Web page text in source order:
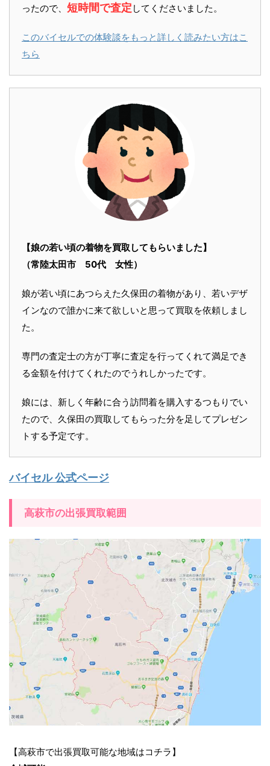
ったので、 短時間で査定 してくださいました。
このバイセルでの体験談をもっと詳しく読みたい方はこ
ちら
【娘の若い頃の着物を買取してもらいました】
（常陸太田市 50代 女性）
娘が若い頃にあつらえた久保田の着物があり、若いデザ
インなので誰かに来て欲しいと思って買取を依頼しまし
た。
専門の査定士の方が丁寧に査定を行ってくれて満足でき
る金額を付けてくれたのでうれしかったです。
娘には、新しく年齢に合う訪問着を購入するつもりでい
たので、久保田の買取してもらった分を足してプレゼン
トする予定です。
バイセル 公式ページ
高萩市の出張買取範囲
【高萩市で出張買取可能な地域はコチラ】